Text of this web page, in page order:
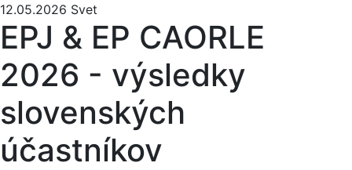
12.05.2026 Svet
EPJ & EP CAORLE
2026 - výsledky
slovenských
účastníkov